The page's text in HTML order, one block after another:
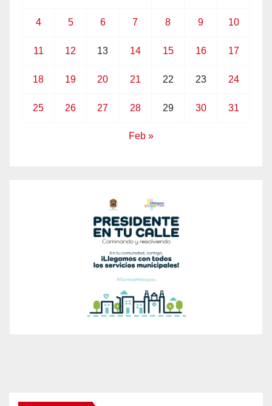
4 5 6 7 8 9 10
11 12 13 14 15 16 17
18 19 20 21 22 23 24
25 26 27 28 29 30 31
Feb »